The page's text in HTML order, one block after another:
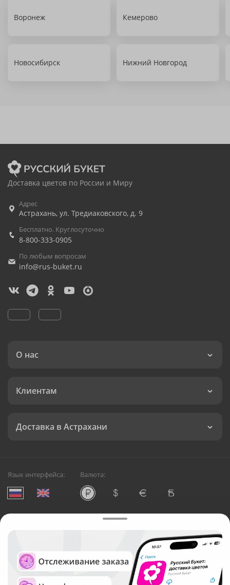
Воронеж Кемерово
Новосибирск Нижний Новгород
Доставка цветов по России и Миру
Адрес
Астрахань, ул. Тредиаковского, д. 9
Бесплатно. Круглосуточно
8-800-333-0905
По любым вопросам
info@rus-buket.ru
О нас
Клиентам
Доставка в Астрахани
Язык интерфейса: Валюта:
Служба круглосуточной доставки цветов в Астрахани
Русский Букет, 2026
Общество с ограниченной ответственностью «Технология»
ОГРН: 1195476081745, ИНН: 5410081997
Юридический адрес: г. Новосибирск, ул. Ипподромская,
д.42, оф. 3